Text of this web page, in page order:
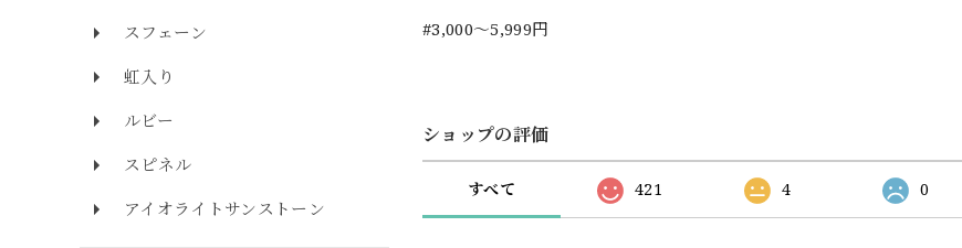
スフェーン
虹入り
ルビー
スピネル
アイオライトサンストーン
#3,000～5,999円
ショップの評価
すべて 421 4 0